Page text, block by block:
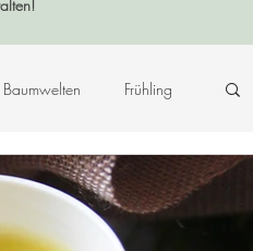
Baumwelten Frühling
Krafttier - Botschaften